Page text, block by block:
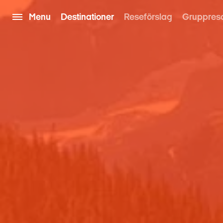
Menu Destinationer Reseförslag